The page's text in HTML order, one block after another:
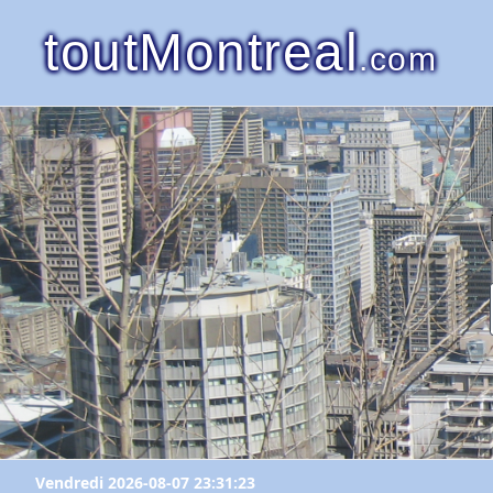
toutMontreal.com
Vendredi 2026-08-07 23:31:23